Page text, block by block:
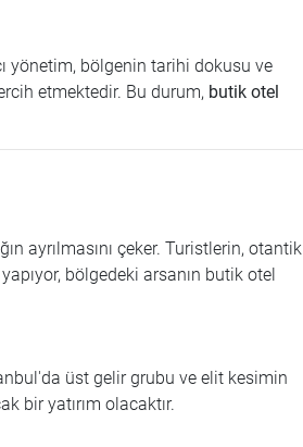
yönetim, bölgenin tarihi dokusu ve
etmektedir. Bu durum, butik otel
ayrılmasını çeker. Turistlerin, otantik
bölgedeki arsanın butik otel
üst gelir grubu ve elit kesimin
bir yatırım olacaktır.